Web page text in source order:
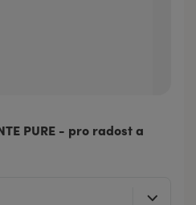
PURE - pro radost a